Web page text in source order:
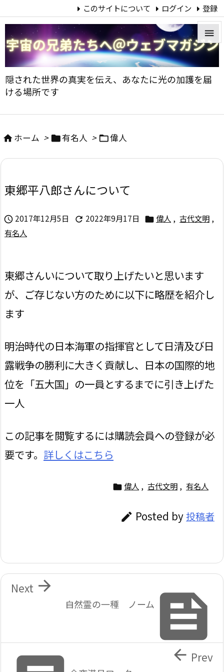
隠された世界の真実を伝え、あなたに光の加護を届
ける場所です


メニ


次へ
このサイトについて ログイン 登録
ホーム > 有名人 > 偉人
東郷平八郎さんについて
 2017年12月5日  2022年9月17日  偉人 , 古代文明 ,
有名人
東郷さんいについて取り上げたいと思います
が、ご存じない方のために以下に略歴を紹介し
ます
明治時代の日本海軍の指揮官として日清及び日
露戦争の勝利に大きく貢献し、日本の国際的地
位を「五大国」の一員とするまでに引き上げた
一人
この記事を閲覧するには購読会員への登録が必
要です。 詳しくはこちら
 偉人 , 古代文明 , 有名人
 Posted by投稿者

自然霊の一種 ノーム

Next
 Prev